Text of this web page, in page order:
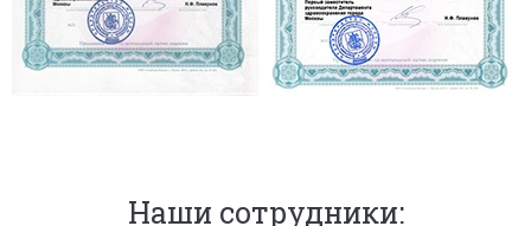
Наши сотрудники: